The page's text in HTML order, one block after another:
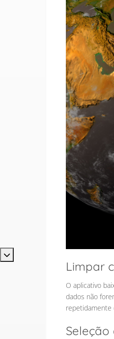
Limpar
O aplicativo
dados não
repetidamente